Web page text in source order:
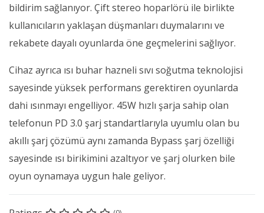
bildirim sağlanıyor. Çift stereo hoparlörü ile birlikte
kullanıcıların yaklaşan düşmanları duymalarını ve
rekabete dayalı oyunlarda öne geçmelerini sağlıyor.
Cihaz ayrıca ısı buhar hazneli sıvı soğutma teknolojisi
sayesinde yüksek performans gerektiren oyunlarda
dahi ısınmayı engelliyor. 45W hızlı şarja sahip olan
telefonun PD 3.0 şarj standartlarıyla uyumlu olan bu
akıllı şarj çözümü aynı zamanda Bypass şarj özelliği
sayesinde ısı birikimini azaltıyor ve şarj olurken bile
oyun oynamaya uygun hale geliyor.